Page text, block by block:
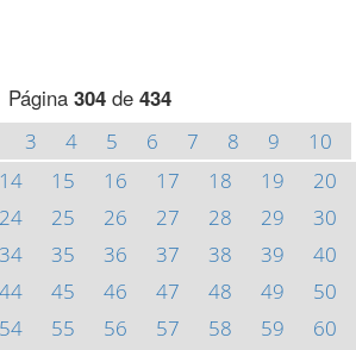
Página 304de 434
3 4 5 6 7 8 9
10
14 15 16 17 18 19
20
24 25 26 27 28 29
30
34 35 36 37 38 39
40
44 45 46 47 48 49
50
54 55 56 57 58 59
60